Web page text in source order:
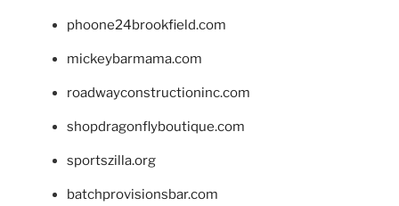
phoone24brookfield.com
mickeybarmama.com
roadwayconstructioninc.com
shopdragonflyboutique.com
sportszilla.org
batchprovisionsbar.com